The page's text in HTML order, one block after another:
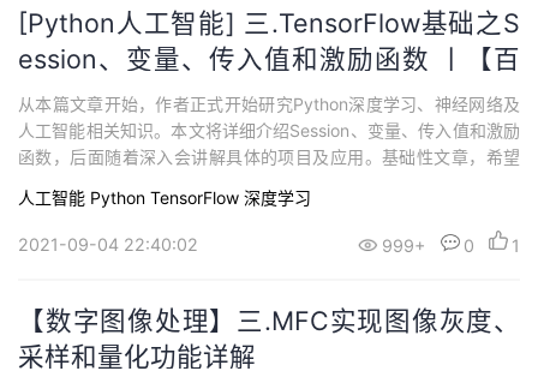
程
认
证
的
实
验
我
的
收
支
持
声
建
议
[Python人工智能] 三.TensorFlow基础之S
ession、变量、传入值和激励函数 丨【百
变AI秀】
从本篇文章开始，作者正式开始研究Python深度学习、神经网络及
人工智能相关知识。本文将详细介绍Session、变量、传入值和激励
函数，后面随着深入会讲解具体的项目及应用。基础性文章，希望
这一笔一划的博客中成长起来。
人工智能 Python TensorFlow 深度学习
2021-09-04 22:40:02 999+ 0 1
【数字图像处理】三.MFC实现图像灰度、
采样和量化功能详解